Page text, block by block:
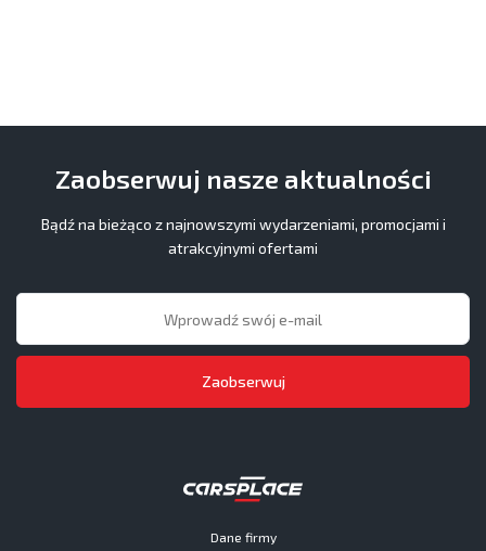
Dane firmy
Zaobserwuj nasze aktualności
Bądź na bieżąco z najnowszymi wydarzeniami, promocjami i
atrakcyjnymi ofertami
Zaobserwuj